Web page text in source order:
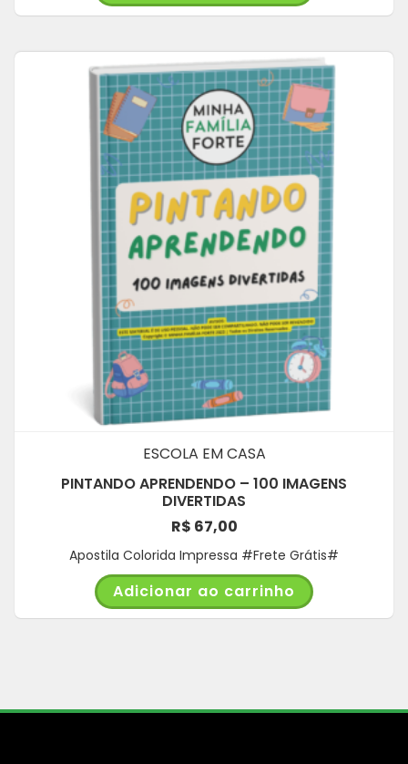
ESCOLA EM CASA
PINTANDO APRENDENDO – 100 IMAGENS
DIVERTIDAS
R$ 67,00
Apostila Colorida Impressa #Frete Grátis#
Adicionar ao carrinho